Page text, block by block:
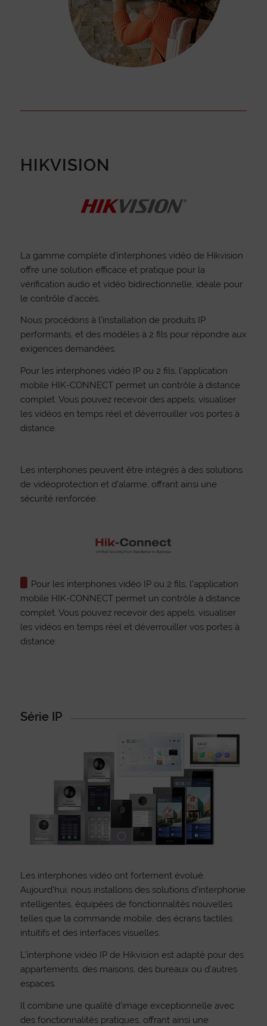
HIKVISION
La gamme complète d’interphones vidéo de Hikvision
offre une solution efficace et pratique pour la
vérification audio et vidéo bidirectionnelle, idéale pour
le contrôle d’accès.
Nous procédons à l’installation de produits IP
performants, et des modèles à 2 fils pour répondre aux
exigences demandées.
Pour les interphones vidéo IP ou 2 fils, l’application
mobile HIK-CONNECT permet un contrôle à distance
complet. Vous pouvez recevoir des appels, visualiser
les vidéos en temps réel et déverrouiller vos portes à
distance.
Les interphones peuvent être intégrés à des solutions
de vidéoprotection et d’alarme, offrant ainsi une
sécurité renforcée.
Pour les interphones vidéo IP ou 2 fils, l’application
mobile HIK-CONNECT permet un contrôle à distance
complet. Vous pouvez recevoir des appels, visualiser
les vidéos en temps réel et déverrouiller vos portes à
distance.
Série IP
Les interphones vidéo ont fortement évolué.
Aujourd’hui, nous installons des solutions d’interphonie
intelligentes, équipées de fonctionnalités nouvelles
telles que la commande mobile, des écrans tactiles
intuitifs et des interfaces visuelles.
L’interphone vidéo IP de Hikvision est adapté pour des
appartements, des maisons, des bureaux ou d’autres
espaces.
Il combine une qualité d’image exceptionnelle avec
des fonctionnalités pratiques, offrant ainsi une